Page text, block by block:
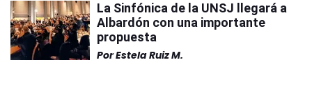
La Sinfónica de la UNSJ llegará a
Albardón con una importante
propuesta
PorEstela Ruiz M.